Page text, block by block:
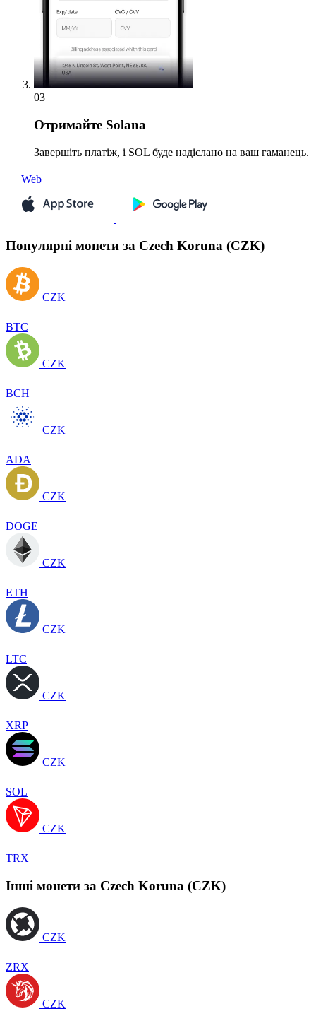
03
Отримайте Solana
Завершіть платіж, і SOL буде надіслано на ваш гаманець.
Web
Популярні монети за Czech Koruna (CZK)
CZK
BTC
CZK
BCH
CZK
ADA
CZK
DOGE
CZK
ETH
CZK
LTC
CZK
XRP
CZK
SOL
CZK
TRX
Інші монети за Czech Koruna (CZK)
CZK
ZRX
CZK